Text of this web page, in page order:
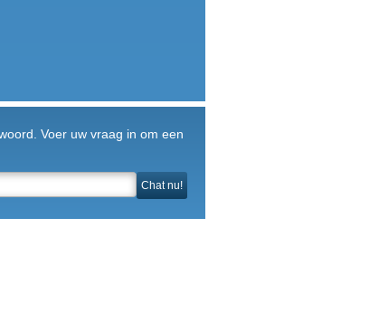
Voer uw vraag in om een
Chat nu!